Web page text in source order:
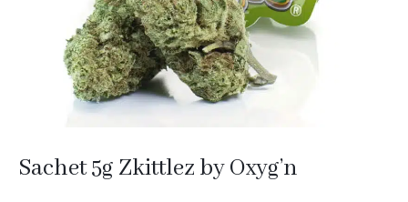
Sachet 5g Zkittlez by Oxyg’n
Adalya
Al Fakher
Cristal Puff
SoGood
Nouveautés